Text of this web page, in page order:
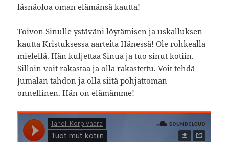
läsnäoloa oman elämänsä kautta!
Toivon Sinulle ystäväni löytämisen ja uskalluksen
kautta Kristuksessa aarteita Hänessä! Ole rohkealla
mielellä. Hän kuljettaa Sinua ja tuo sinut kotiin.
Silloin voit rakastaa ja olla rakastettu. Voit tehdä
Jumalan tahdon ja olla siitä pohjattoman
onnellinen. Hän on elämämme!